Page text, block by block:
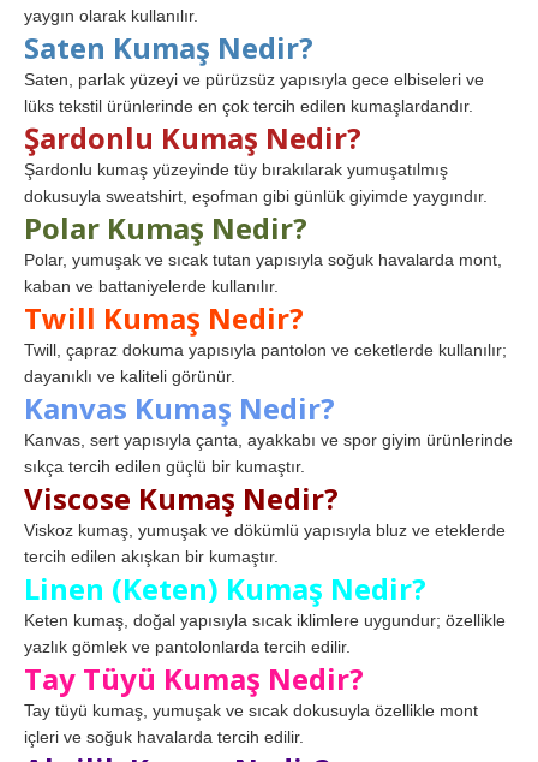
yaygın olarak kullanılır.
Saten Kumaş Nedir?
Saten, parlak yüzeyi ve pürüzsüz yapısıyla gece elbiseleri ve
lüks tekstil ürünlerinde en çok tercih edilen kumaşlardandır.
Şardonlu Kumaş Nedir?
Şardonlu kumaş yüzeyinde tüy bırakılarak yumuşatılmış
dokusuyla sweatshirt, eşofman gibi günlük giyimde yaygındır.
Polar Kumaş Nedir?
Polar, yumuşak ve sıcak tutan yapısıyla soğuk havalarda mont,
kaban ve battaniyelerde kullanılır.
Twill Kumaş Nedir?
Twill, çapraz dokuma yapısıyla pantolon ve ceketlerde kullanılır;
dayanıklı ve kaliteli görünür.
Kanvas Kumaş Nedir?
Kanvas, sert yapısıyla çanta, ayakkabı ve spor giyim ürünlerinde
sıkça tercih edilen güçlü bir kumaştır.
Viscose Kumaş Nedir?
Viskoz kumaş, yumuşak ve dökümlü yapısıyla bluz ve eteklerde
tercih edilen akışkan bir kumaştır.
Linen (Keten) Kumaş Nedir?
Keten kumaş, doğal yapısıyla sıcak iklimlere uygundur; özellikle
yazlık gömlek ve pantolonlarda tercih edilir.
Tay Tüyü Kumaş Nedir?
Tay tüyü kumaş, yumuşak ve sıcak dokusuyla özellikle mont
içleri ve soğuk havalarda tercih edilir.